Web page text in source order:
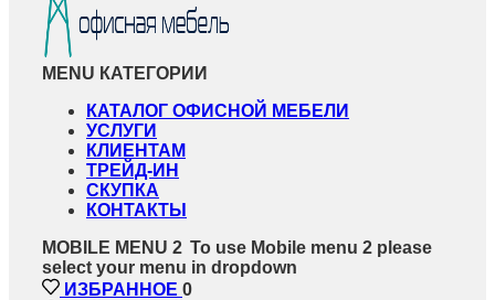
MENU КАТЕГОРИИ
КАТАЛОГ ОФИСНОЙ МЕБЕЛИ
УСЛУГИ
КЛИЕНТАМ
ТРЕЙД-ИН
СКУПКА
КОНТАКТЫ
MOBILE MENU 2 To use Mobile menu 2 please
select your menu in dropdown
ИЗБРАННОЕ 0